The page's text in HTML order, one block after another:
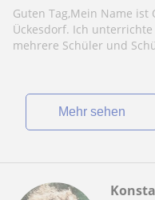
Guten Tag,Mein Name
Ückesdorf. Ich
mehrere Schüler und
Mehr sehen